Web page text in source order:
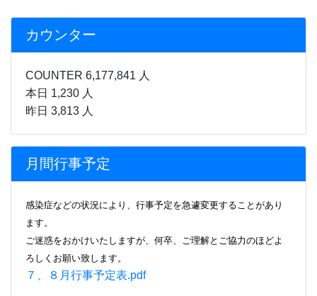
感染症などの状況により、行事
ろしくお願い致します。
７、８月行事予定表.pdf
香川県立高松南高等学校
〒761-8084
高松市一宮町531番地
アクセスマップ
へのリンク
TEL：(087)885-1131